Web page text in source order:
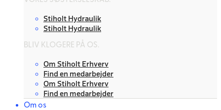
Stiholt Hydraulik
Stiholt Hydraulik
BLIV KLOGERE PÅ OS.
Om Stiholt Erhverv
Find en medarbejder
Om Stiholt Erhverv
Find en medarbejder
Om os